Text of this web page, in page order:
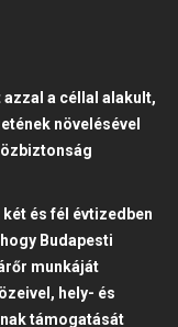
a céllal alakult,
növelésével
és fél évtizedben
Budapesti
munkáját
hely- és
támogatását